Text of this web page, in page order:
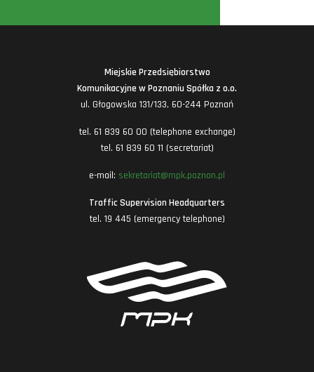
Miejskie Przedsiębiorstwo
Komunikacyjne w Poznaniu Spółka z o.o.
ul. Głogowska 131/133, 60-244 Poznań
tel. 61 839 60 00 (telephone exchange)
tel. 61 839 60 11 (secretariat)
e-mail: sekretariat@mpk.poznan.pl
Traffic Supervision Headquarters
tel. 19 445 (emergency telephone)